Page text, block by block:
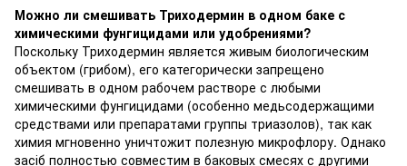
Можно ли смешивать Триходермин в одном баке с
химическими фунгицидами или удобрениями?
Поскольку Триходермин является живым биологическим
объектом (грибом), его категорически запрещено
смешивать в одном рабочем растворе с любыми
химическими фунгицидами (особенно медьсодержащими
средствами или препаратами группы триазолов), так как
химия мгновенно уничтожит полезную микрофлору. Однако
засіб полностью совместим в баковых смесях с другими